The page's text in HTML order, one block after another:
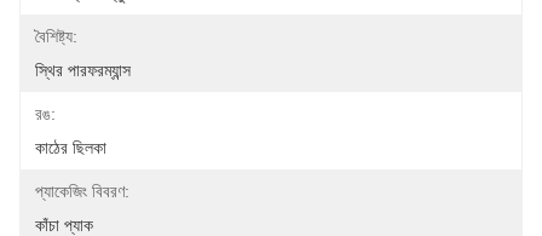
বৈশিষ্ট্য:
স্থির পারফরম্যান্স
রঙ:
কাঠের ছিলকা
প্যাকেজিং বিবরণ:
কাঁচা প্যাক